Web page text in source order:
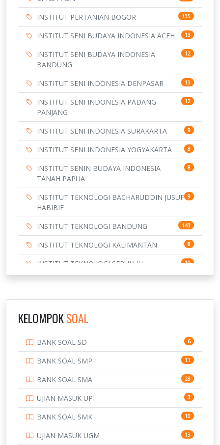
INSTITUT PERTANIAN BOGOR 135
INSTITUT SENI BUDAYA INDONESIA ACEH 13
INSTITUT SENI BUDAYA INDONESIA
BANDUNG
12
INSTITUT SENI INDONESIA DENPASAR 13
INSTITUT SENI INDONESIA PADANG
PANJANG
12
INSTITUT SENI INDONESIA SURAKARTA 9
INSTITUT SENI INDONESIA YOGYAKARTA 8
INSTITUT SENIN BUDAYA INDONESIA
TANAH PAPUA
8
INSTITUT TEKNOLOGI BACHARUDDIN JUSUF
HABIBIE
9
INSTITUT TEKNOLOGI BANDUNG 143
INSTITUT TEKNOLOGI KALIMANTAN 8
INSTITUT TEKNOLOGI SEPULUH
NOVEMBER
10
3
169
7
PTDI STTD 4
133
SMA 146
KELOMPOKSOAL
BANK SOAL SD 6
BANK SOAL SMP 11
BANK SOAL SMA 28
UJIAN MASUK UPI 3
BANK SOAL SMK 10
UJIAN MASUK UGM 13